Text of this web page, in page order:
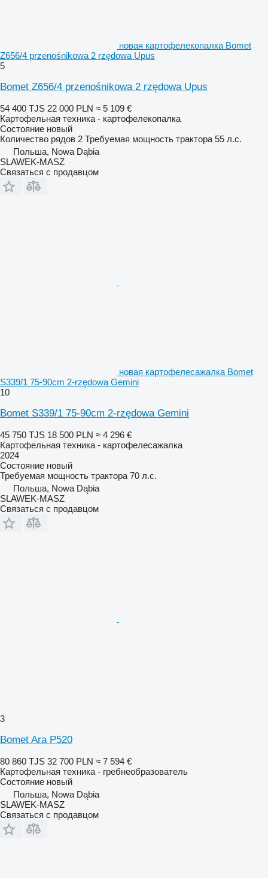
новая картофелекопалка Bomet
Z656/4 przenośnikowa 2 rzędowa Upus
5
Bomet Z656/4 przenośnikowa 2 rzędowa Upus
54 400 TJS 22 000 PLN ≈ 5 109 €
Картофельная техника - картофелекопалка
Состояние новый
Количество рядов 2 Требуемая мощность трактора 55 л.с.
Польша, Nowa Dąbia
SLAWEK-MASZ
Связаться с продавцом
новая картофелесажалка Bomet
S339/1 75-90cm 2-rzędowa Gemini
10
Bomet S339/1 75-90cm 2-rzędowa Gemini
45 750 TJS 18 500 PLN ≈ 4 296 €
Картофельная техника - картофелесажалка
2024
Состояние новый
Требуемая мощность трактора 70 л.с.
Польша, Nowa Dąbia
SLAWEK-MASZ
Связаться с продавцом
3
Bomet Ara P520
80 860 TJS 32 700 PLN ≈ 7 594 €
Картофельная техника - гребнеобразователь
Состояние новый
Польша, Nowa Dąbia
SLAWEK-MASZ
Связаться с продавцом